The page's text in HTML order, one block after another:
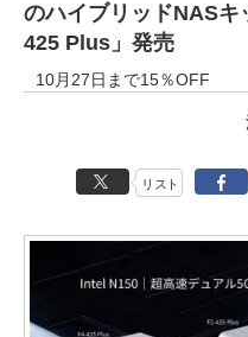
のハイブリッドNAS
425 Plus」発売
10月27日まで15％OFF
リスト